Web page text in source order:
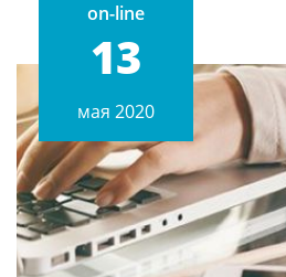
on-line
13
мая 2020